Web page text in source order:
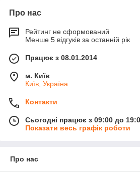
Про нас
Рейтинг не сформований
Менше 5 відгуків за останній рік
Працює з 08.01.2014
м. Київ
Київ, Україна
Контакти
Сьогодні працює з 09:00 до
Показати весь графік роботи
Про нас